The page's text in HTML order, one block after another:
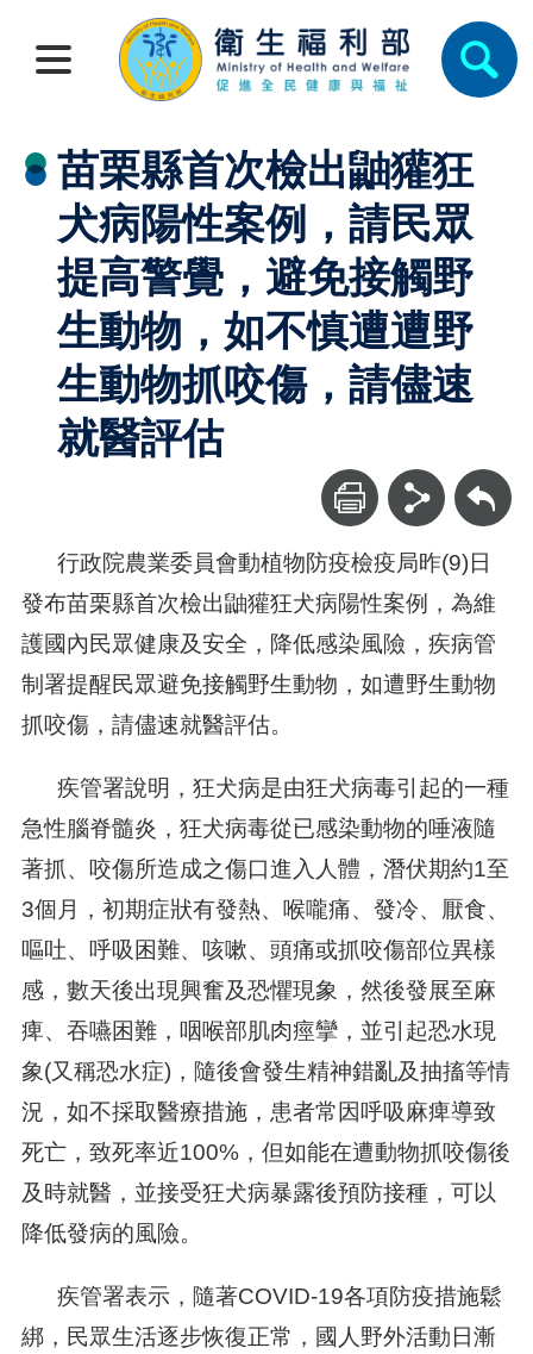
苗栗縣首次檢出鼬獾狂
犬病陽性案例，請民眾
提高警覺，避免接觸野
生動物，如不慎遭遭野
生動物抓咬傷，請儘速
就醫評估
回上一頁
行政院農業委員會動植物防疫檢疫局昨(9)日
發布苗栗縣首次檢出鼬獾狂犬病陽性案例，為維
護國內民眾健康及安全，降低感染風險，疾病管
制署提醒民眾避免接觸野生動物，如遭野生動物
抓咬傷，請儘速就醫評估。
疾管署說明，狂犬病是由狂犬病毒引起的一種
急性腦脊髓炎，狂犬病毒從已感染動物的唾液隨
著抓、咬傷所造成之傷口進入人體，潛伏期約1至
3個月，初期症狀有發熱、喉嚨痛、發冷、厭食、
嘔吐、呼吸困難、咳嗽、頭痛或抓咬傷部位異樣
感，數天後出現興奮及恐懼現象，然後發展至麻
痺、吞嚥困難，咽喉部肌肉痙攣，並引起恐水現
象(又稱恐水症)，隨後會發生精神錯亂及抽搐等情
況，如不採取醫療措施，患者常因呼吸麻痺導致
死亡，致死率近100%，但如能在遭動物抓咬傷後
及時就醫，並接受狂犬病暴露後預防接種，可以
降低發病的風險。
疾管署表示，隨著COVID-19各項防疫措施鬆
綁，民眾生活逐步恢復正常，國人野外活動日漸